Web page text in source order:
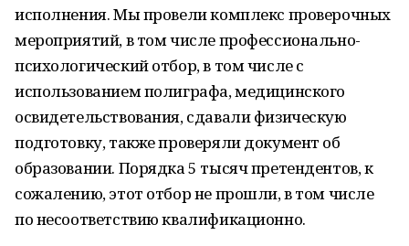
исполнения. Мы провели комплекс проверочных
мероприятий, в том числе профессионально-
психологический отбор, в том числе с
использованием полиграфа, медицинского
освидетельствования, сдавали физическую
подготовку, также проверяли документ об
образовании. Порядка 5 тысяч претендентов, к
сожалению, этот отбор не прошли, в том числе
по несоответствию квалификационно.